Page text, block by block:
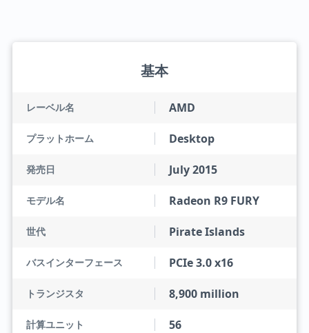
基本
レーベル名 AMD
プラットホーム Desktop
発売日 July 2015
モデル名 Radeon R9 FURY
世代 Pirate Islands
バスインターフェース PCIe 3.0 x16
トランジスタ 8,900 million
計算ユニット 56